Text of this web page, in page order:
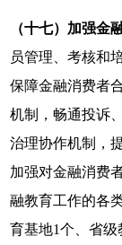
（十七）加强金
员管理、考核和
保障金融消费者
机制，畅通投诉
治理协作机制，
加强对金融消费
融教育工作的各
育基地1个、省